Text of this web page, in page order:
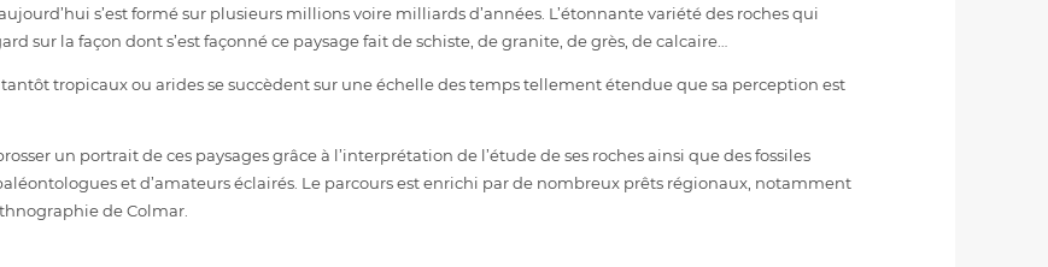
s’est formé sur plusieurs millions voire milliards d’années. L’étonnante variété des roches qui
sur la façon dont s’est façonné ce paysage fait de schiste, de granite, de grès, de calcaire…
tropicaux ou arides se succèdent sur une échelle des temps tellement étendue que sa perception est
un portrait de ces paysages grâce à l’interprétation de l’étude de ses roches ainsi que des fossiles
et d’amateurs éclairés. Le parcours est enrichi par de nombreux prêts régionaux, notamment
de Colmar.